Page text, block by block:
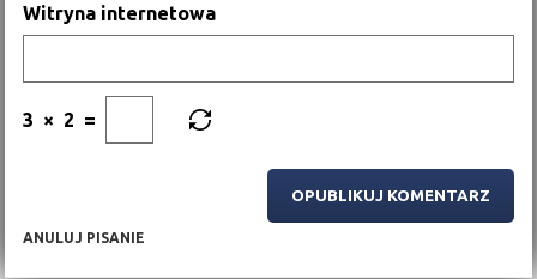
ANULUJ PISANIE
Witryna internetowa
3 × 2 =